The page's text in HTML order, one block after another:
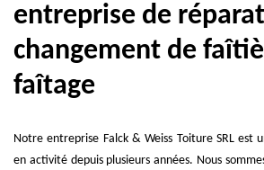
entreprise de
changement de
faîtage
Notre entreprise Falck & Weiss Toiture SRL est
en activité depuis plusieurs années. Nous